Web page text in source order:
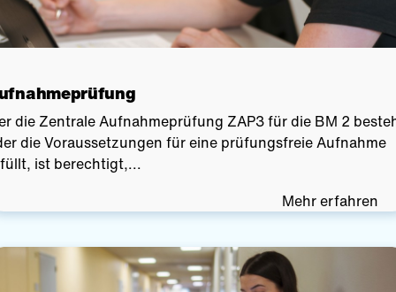
die Zentrale Aufnahmeprüfung ZAP3 für die BM 2
die Voraussetzungen für eine prüfungsfreie Aufnahme
ist berechtigt,...
Mehr erfahren